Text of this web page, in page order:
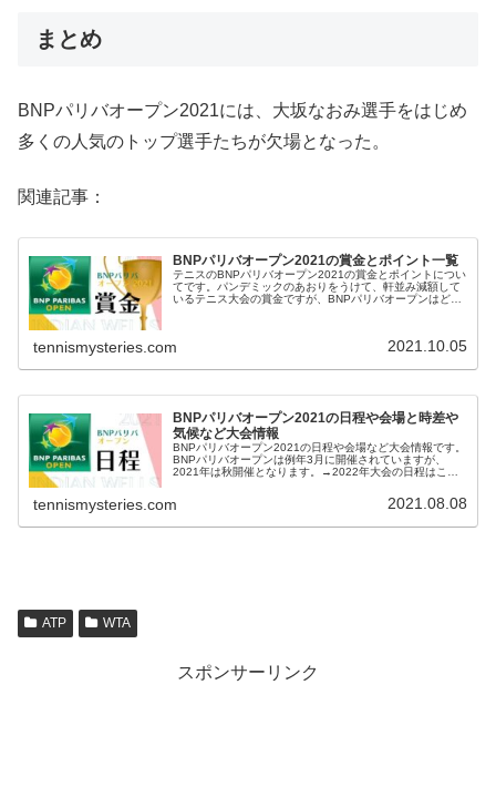
まとめ
BNPパリバオープン2021には、大坂なおみ選手をはじめ
多くの人気のトップ選手たちが欠場となった。
関連記事：
BNPパリバオープン2021の賞金とポイント一覧
テニスのBNPパリバオープン2021の賞金とポイントについ
てです。パンデミックのあおりをうけて、軒並み減額して
いるテニス大会の賞金ですが、BNPパリバオープンはどう
tennismysteries.com 2021.10.05
BNPパリバオープン2021の日程や会場と時差や
気候など大会情報
BNPパリバオープン2021の日程や会場など大会情報です。
BNPパリバオープンは例年3月に開催されていますが、
2021年は秋開催となります。→2022年大会の日程はこち
tennismysteries.com 2021.08.08
ATP WTA
スポンサーリンク